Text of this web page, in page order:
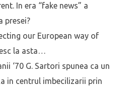
In era “fake news” a
presei?
our European way of
la asta…
‘70 G. Sartori spunea ca un
in centrul imbecilizarii prin